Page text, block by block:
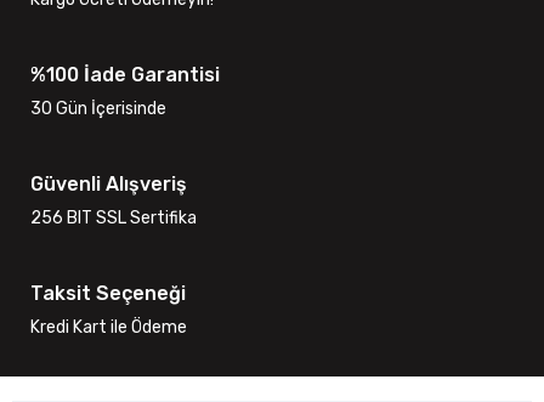
%100 İade Garantisi
30 Gün İçerisinde
Güvenli Alışveriş
256 BIT SSL Sertifika
Taksit Seçeneği
Kredi Kart ile Ödeme